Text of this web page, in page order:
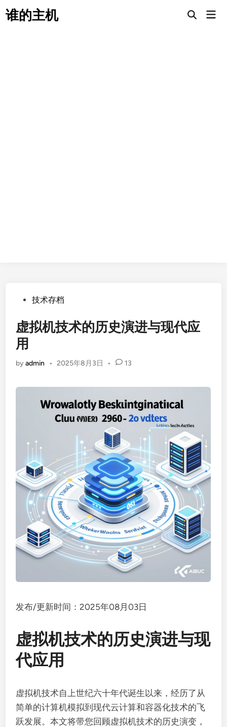
to谁的主机
Open
Posted技术存档
虚拟机技术的历史演进与现代应
用
byadmin • 2025年8月3日 • 13
发布/更新时间：2025年08月03日
虚拟机技术的历史演进与现
代应用
虚拟机技术自上世纪六十年代诞生以来，经历了从
简单的计算机模拟到现代云计算和容器化技术的飞
跃发展。本文将带您回顾虚拟机技术的历史演变，